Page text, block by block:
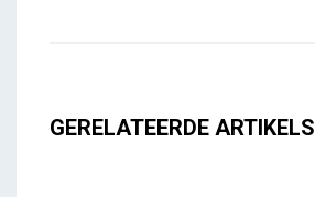
GERELATEERDE ARTIKELS